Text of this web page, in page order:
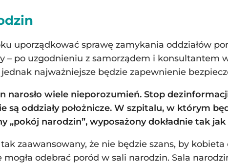
uporządkować sprawę zamykania oddziałów
– po uzgodnieniu z samorządem i konsultantem
najważniejsze będzie zapewnienie
narosło wiele nieporozumień. Stop
są oddziały położnicze. W szpitalu, w którym
„pokój narodzin”, wyposażony dokładnie tak
zaawansowany, że nie będzie szans, by kobieta
odebrać poród w sali narodzin. Sala